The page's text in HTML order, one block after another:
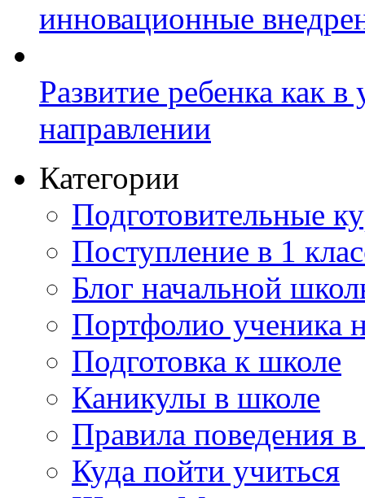
инновационные
Развитие ребенка как
направлении
Категории
Подготовительные
Поступление в 1
Блог начальной
Портфолио ученика
Подготовка к школе
Каникулы в школе
Правила поведения
Куда пойти учиться